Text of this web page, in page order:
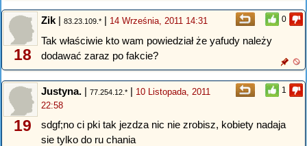
0
18
Zik | 83.23.109.* | 14 Września, 2011 14:31
Tak właściwie kto wam powiedział że yafudy należy
dodawać zaraz po fakcie?
1
19
Justyna. | 77.254.12.* | 10 Listopada, 2011
22:58
sdgf;no ci pki tak jezdza nic nie zrobisz, kobiety nadaja
sie tylko do ru chania